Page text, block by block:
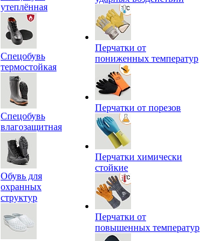
утеплённая
Спецобувь
термостойкая
Спецобувь
влагозащитная
Обувь для
охранных
структур
Перчатки от
пониженных температур
Перчатки от порезов
Перчатки химически
стойкие
Перчатки от
повышенных температур